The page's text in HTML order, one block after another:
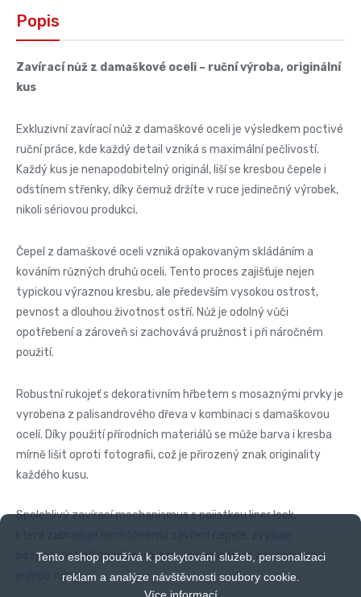
Tento eshop používá k poskytování služeb, personalizaci
reklam a analýze návštěvnosti soubory cookie.
Více informací
Popis
Zavírací nůž z damaškové oceli – ruční výroba, originální
kus
Exkluzivní zavírací nůž z damaškové oceli je výsledkem poctivé
ruční práce, kde každý detail vzniká s maximální pečlivostí.
Každý kus je nenapodobitelný originál, liší se kresbou čepele i
odstínem střenky, díky čemuž držíte v ruce jedinečný výrobek,
nikoli sériovou produkci.
Čepel z damaškové oceli vzniká opakovaným skládáním a
kováním různých druhů oceli. Tento proces zajišťuje nejen
typickou výraznou kresbu, ale především vysokou ostrost,
pevnost a dlouhou životnost ostří. Nůž je odolný vůči
opotřebení a zároveň si zachovává pružnost i při náročném
použití.
Robustní rukojeť s dekorativním hřbetem s mosaznými prvky je
vyrobena z palisandrového dřeva v kombinaci s damaškovou
ocelí. Díky použití přírodních materiálů se může barva i kresba
mírně lišit oproti fotografii, což je přirozený znak originality
každého kusu.
Spolehlivý zavírací mechanismus s pojistkou liner lock,
bezpečnost při používání a zároveň umožňuje zavírání nože
jednou rukou.